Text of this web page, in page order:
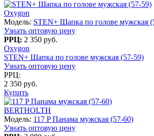
Oxygon
Модель: STEN+ Шапка по голове мужская
Узнать оптовую цену
РРЦ: 2 350 руб.
Oxygon
STEN+ Шапка по голове мужская (57-59)
Узнать оптовую цену
РРЦ:
2 350 руб.
Купить
BERTHOLTH
Модель: 117 P Панама мужская (57-60)
Узнать оптовую цену